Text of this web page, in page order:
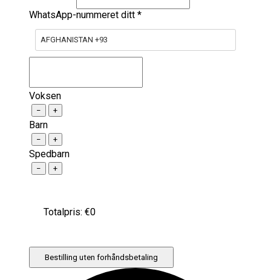
WhatsApp-nummeret ditt *
AFGHANISTAN +93
Voksen
− +
Barn
− +
Spedbarn
− +
Totalpris: €0
Bestilling uten forhåndsbetaling